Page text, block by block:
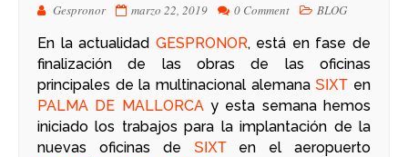
Gespronor marzo 22, 2019 0 Comment BLOG
En la actualidad GESPRONOR, está en fase de
finalización de las obras de las oficinas
principales de la multinacional alemana SIXT en
PALMA DE MALLORCAy esta semana hemos
iniciado los trabajos para la implantación de la
nuevas oficinas de
SIXTen el aeropuerto